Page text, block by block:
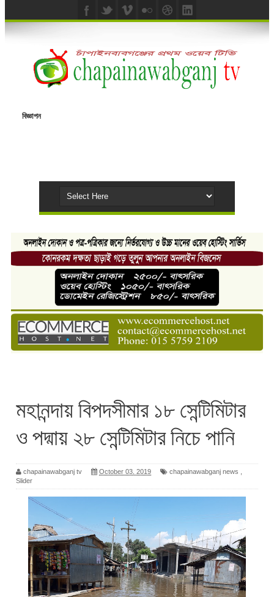
বিজ্ঞাপন
মহানন্দায় বিপদসীমার ১৮ সেন্টিমিটার
ও পদ্মায় ২৮ সেন্টিমিটার নিচে পানি
chapainawabganj tv October 03, 2019 chapainawabganj news
Slider